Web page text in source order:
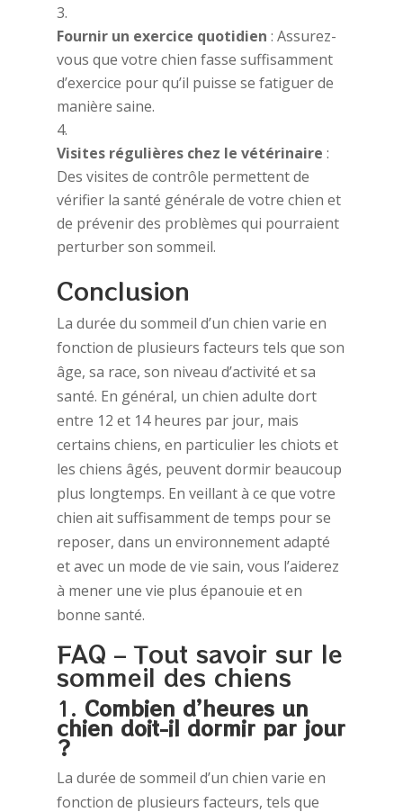
Fournir un exercice quotidien : Assurez-
vous que votre chien fasse suffisamment
d’exercice pour qu’il puisse se fatiguer de
manière saine.
Visites régulières chez le vétérinaire :
Des visites de contrôle permettent de
vérifier la santé générale de votre chien et
de prévenir des problèmes qui pourraient
perturber son sommeil.
Conclusion
La durée du sommeil d’un chien varie en
fonction de plusieurs facteurs tels que son
âge, sa race, son niveau d’activité et sa
santé. En général, un chien adulte dort
entre 12 et 14 heures par jour, mais
certains chiens, en particulier les chiots et
les chiens âgés, peuvent dormir beaucoup
plus longtemps. En veillant à ce que votre
chien ait suffisamment de temps pour se
reposer, dans un environnement adapté
et avec un mode de vie sain, vous l’aiderez
à mener une vie plus épanouie et en
bonne santé.
FAQ – Tout savoir sur le
sommeil des chiens
1. Combien d’heures un
chien doit-il dormir par jour
?
La durée de sommeil d’un chien varie en
fonction de plusieurs facteurs, tels que